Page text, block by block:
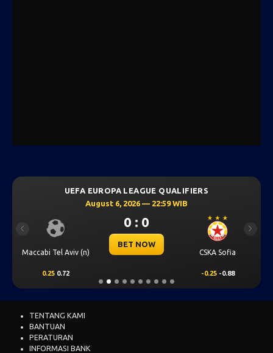
UEFA EUROPA LEAGUE QUALIFIERS
August 6, 2026 — 22:59 WIB
Maccabi Tel Aviv (n)
0 : 0
BET NOW
CSKA Sofia
0.25 0.72 -0.25 -0.88
Previous Next
TENTANG KAMI
BANTUAN
PERATURAN
INFORMASI BANK